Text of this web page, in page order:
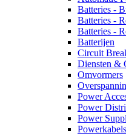
Batteries -
Batteries -
Batteries -
Batterijen
Circuit
Diensten &
Omvormers
Power
Power
Power
Powerkabels